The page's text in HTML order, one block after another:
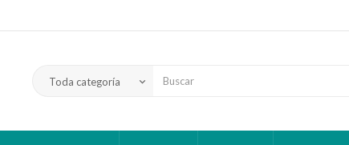
Toda categoría keyboard_arrow_down